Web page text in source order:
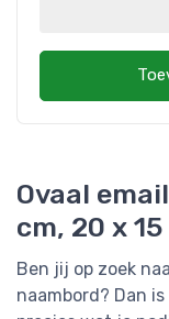
Ovaal
cm, 20 x
Ben jij op zoek
naambord? Dan